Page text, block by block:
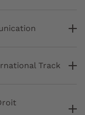
Track